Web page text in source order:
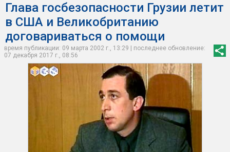
Глава госбезопасности Грузии летит
в США и Великобританию
договариваться о помощи
время публикации: 09 марта 2002 г., 13:29 | последнее обновление:
07 декабря 2017 г., 08:56